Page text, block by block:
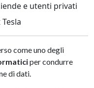
e utenti privati
come uno degli
per condurre
di dati.